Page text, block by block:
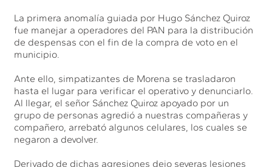
La primera anomalía guiada por Hugo Sánchez Quiroz
fue manejar a operadores del PAN para la distribución
de despensas con el fin de la compra de voto en el
municipio.
Ante ello, simpatizantes de Morena se trasladaron
hasta el lugar para verificar el operativo y denunciarlo.
Al llegar, el señor Sánchez Quiroz apoyado por un
grupo de personas agredió a nuestras compañeras y
compañero, arrebató algunos celulares, los cuales se
negaron a devolver.
Derivado de dichas agresiones dejo severas lesiones